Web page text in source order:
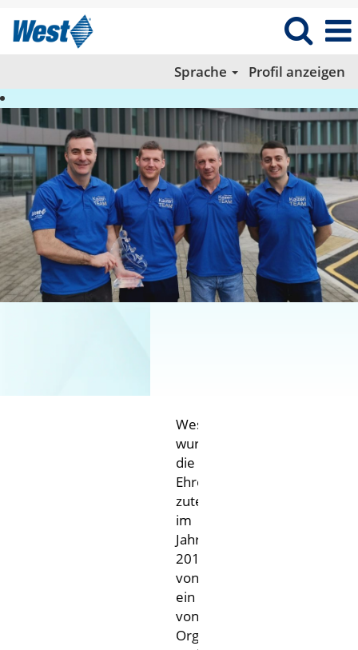
Sprache Profil anzeigen
Auszeichnungen
West
wurde
die
Ehre
zuteil,
im
Jahr
2019
von
ein Reihe
von
Organisationen